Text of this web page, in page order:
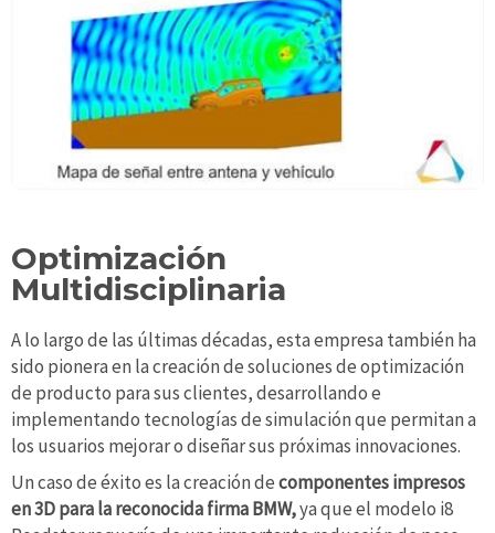
Optimización
Multidisciplinaria
A lo largo de las últimas décadas, esta empresa también ha
sido pionera en la creación de soluciones de optimización
de producto para sus clientes, desarrollando e
implementando tecnologías de simulación que permitan a
los usuarios mejorar o diseñar sus próximas innovaciones.
Un caso de éxito es la creación decomponentes impresos
en 3D para la reconocida firma BMW,ya que el modelo i8